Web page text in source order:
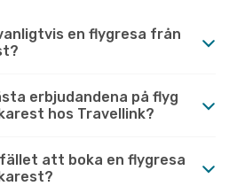
en flygresa från
erbjudandena på flyg
hos Travellink?
att boka en flygresa